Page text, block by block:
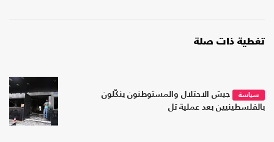
تغطية ذات صلة
سياسة
جيش الاحتلال والمستوطنون ينكّلون
بالفلسطينيين بعد عملية تل